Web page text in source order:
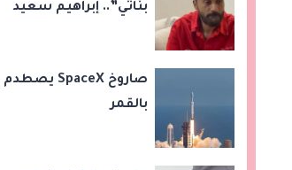
بناتي”.. إبراهيم سعيد
لابنتيه
صاروخ SpaceX يصطدم
بالقمر